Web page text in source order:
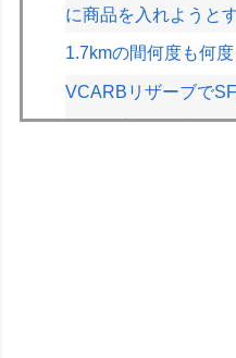
に商品を入れようと
1.7kmの間何度も何
VCARBリザーブで
にある大きな目標は